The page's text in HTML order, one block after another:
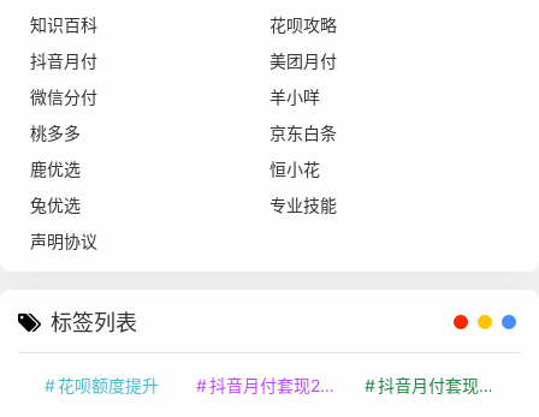
知识百科
花呗攻略
抖音月付
美团月付
微信分付
羊小咩
桃多多
京东白条
鹿优选
恒小花
兔优选
专业技能
声明协议
标签列表
花呗额度提升 抖音月付套现24小时接单 抖音月付套现怎么套